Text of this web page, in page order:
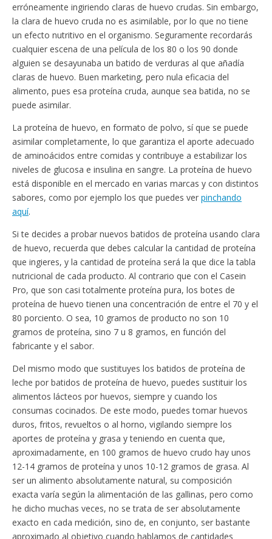
erróneamente ingiriendo claras de huevo crudas. Sin embargo,
la clara de huevo cruda no es asimilable, por lo que no tiene
un efecto nutritivo en el organismo. Seguramente recordarás
cualquier escena de una película de los 80 o los 90 donde
alguien se desayunaba un batido de verduras al que añadía
claras de huevo. Buen marketing, pero nula eficacia del
alimento, pues esa proteína cruda, aunque sea batida, no se
puede asimilar.
La proteína de huevo, en formato de polvo, sí que se puede
asimilar completamente, lo que garantiza el aporte adecuado
de aminoácidos entre comidas y contribuye a estabilizar los
niveles de glucosa e insulina en sangre. La proteína de huevo
está disponible en el mercado en varias marcas y con distintos
sabores, como por ejemplo los que puedes ver pinchando
aquí.
Si te decides a probar nuevos batidos de proteína usando clara
de huevo, recuerda que debes calcular la cantidad de proteína
que ingieres, y la cantidad de proteína será la que dice la tabla
nutricional de cada producto. Al contrario que con el Casein
Pro, que son casi totalmente proteína pura, los botes de
proteína de huevo tienen una concentración de entre el 70 y el
80 porciento. O sea, 10 gramos de producto no son 10
gramos de proteína, sino 7 u 8 gramos, en función del
fabricante y el sabor.
Del mismo modo que sustituyes los batidos de proteína de
leche por batidos de proteína de huevo, puedes sustituir los
alimentos lácteos por huevos, siempre y cuando los
consumas cocinados. De este modo, puedes tomar huevos
duros, fritos, revueltos o al horno, vigilando siempre los
aportes de proteína y grasa y teniendo en cuenta que,
aproximadamente, en 100 gramos de huevo crudo hay unos
12-14 gramos de proteína y unos 10-12 gramos de grasa. Al
ser un alimento absolutamente natural, su composición
exacta varía según la alimentación de las gallinas, pero como
he dicho muchas veces, no se trata de ser absolutamente
exacto en cada medición, sino de, en conjunto, ser bastante
aproximado al objetivo cuando hablamos de cantidades